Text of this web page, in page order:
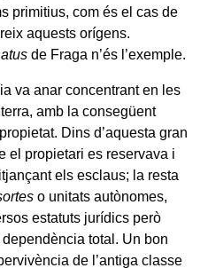
primitius, com és el cas de
aquests orígens.
de Fraga n’és l’exemple.
va anar concentrant en les
amb la consegüent
Dins d’aquesta gran
el propietari es reservava i
els esclaus; la resta
o unitats autònomes,
estatuts jurídics però
total. Un bon
de l’antiga classe